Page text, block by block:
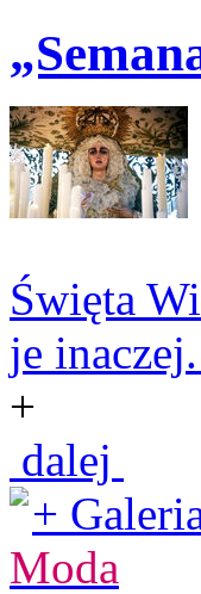
Święta
je
+
dalej
+
Moda